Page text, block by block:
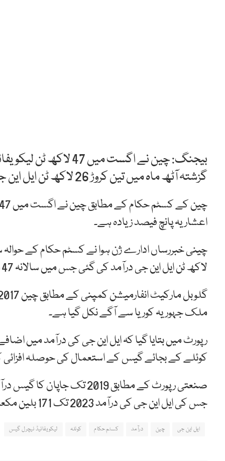
بیجنگ: چین نے اگست
گزشتہ آٹھ ماہ میں تین کروڑ 26 لاکھ ٹن ایل این جی درآمد کی گئی ہے۔
اعشاریہ پانچ فیصد زیادہ ہے۔
لاکھ ٹن ایل این جی درآمد کی گئی جس میں سالانہ 47 اعشاریہ آٹھ فیصد اضافہ ہوا ہے۔
ملک جہوریہ کوریا سے آگے نکل گیا ہے۔
رپورٹ میں بتایا گیا کہ ایل این جی کی درآمد میں
کوئلے کے بجائے گیس کے استعمال کی حوصلہ افزائی
صنعتی رپورٹ کے مطابق 2019
جس کی ایل این جی کی درآمد 2023 تک 171 بلین مکعب میٹر تک پہنچنے کی امید ہے۔
ایل این جی چین درآمد کسٹم حکام کوئلہ لیکویفائیڈ نیچرل گیس